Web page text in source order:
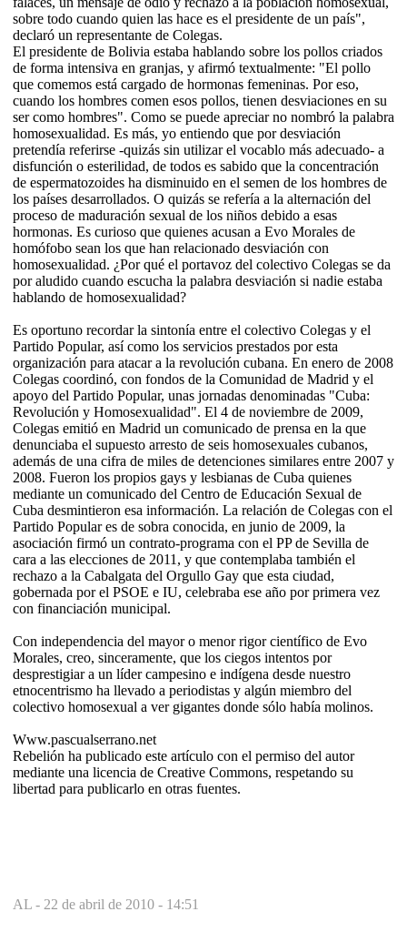
sobre todo cuando quien las hace es el presidente de un país",
declaró un representante de Colegas.
El presidente de Bolivia estaba hablando sobre los pollos criados
de forma intensiva en granjas, y afirmó textualmente: "El pollo
que comemos está cargado de hormonas femeninas. Por eso,
cuando los hombres comen esos pollos, tienen desviaciones en su
ser como hombres". Como se puede apreciar no nombró la palabra
homosexualidad. Es más, yo entiendo que por desviación
pretendía referirse -quizás sin utilizar el vocablo más adecuado- a
disfunción o esterilidad, de todos es sabido que la concentración
de espermatozoides ha disminuido en el semen de los hombres de
los países desarrollados. O quizás se refería a la alternación del
proceso de maduración sexual de los niños debido a esas
hormonas. Es curioso que quienes acusan a Evo Morales de
homófobo sean los que han relacionado desviación con
homosexualidad. ¿Por qué el portavoz del colectivo Colegas se da
por aludido cuando escucha la palabra desviación si nadie estaba
hablando de homosexualidad?
Es oportuno recordar la sintonía entre el colectivo Colegas y el
Partido Popular, así como los servicios prestados por esta
organización para atacar a la revolución cubana. En enero de 2008
Colegas coordinó, con fondos de la Comunidad de Madrid y el
apoyo del Partido Popular, unas jornadas denominadas "Cuba:
Revolución y Homosexualidad". El 4 de noviembre de 2009,
Colegas emitió en Madrid un comunicado de prensa en la que
denunciaba el supuesto arresto de seis homosexuales cubanos,
además de una cifra de miles de detenciones similares entre 2007 y
2008. Fueron los propios gays y lesbianas de Cuba quienes
mediante un comunicado del Centro de Educación Sexual de
Cuba desmintieron esa información. La relación de Colegas con el
Partido Popular es de sobra conocida, en junio de 2009, la
asociación firmó un contrato-programa con el PP de Sevilla de
cara a las elecciones de 2011, y que contemplaba también el
rechazo a la Cabalgata del Orgullo Gay que esta ciudad,
gobernada por el PSOE e IU, celebraba ese año por primera vez
con financiación municipal.
Con independencia del mayor o menor rigor científico de Evo
Morales, creo, sinceramente, que los ciegos intentos por
desprestigiar a un líder campesino e indígena desde nuestro
etnocentrismo ha llevado a periodistas y algún miembro del
colectivo homosexual a ver gigantes donde sólo había molinos.
Www.pascualserrano.net
Rebelión ha publicado este artículo con el permiso del autor
mediante una licencia de Creative Commons, respetando su
libertad para publicarlo en otras fuentes.
AL - 22 de abril de 2010 - 14:51